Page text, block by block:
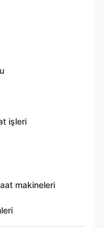
işleri
makineleri